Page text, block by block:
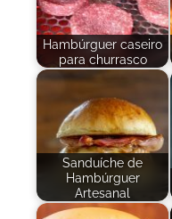
Hambúrguer caseiro
para churrasco
Sanduíche de
Hambúrguer
Artesanal